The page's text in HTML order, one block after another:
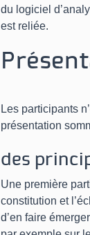
du logiciel
est reliée.
Les participants
présentation
des
Une première
constitution et
d’en faire